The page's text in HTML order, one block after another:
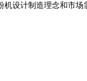
设计制造理念和市场